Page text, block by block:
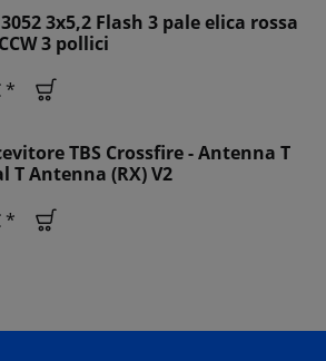
3x5,2 Flash 3 pale elica rossa
3 pollici
*
TBS Crossfire - Antenna T
T Antenna (RX) V2
*